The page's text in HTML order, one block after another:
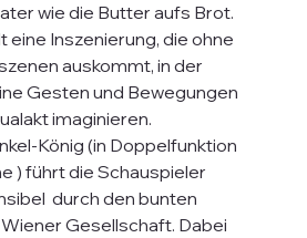
wie die Butter aufs Brot.
eine Inszenierung, die ohne
auskommt, in der
Gesten und Bewegungen
imaginieren.
König (in Doppelfunktion
) führt die Schauspieler
durch den bunten
Gesellschaft. Dabei